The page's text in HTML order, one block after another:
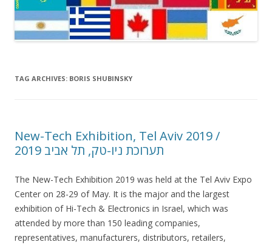
TAG ARCHIVES: BORIS SHUBINSKY
New-Tech Exhibition, Tel Aviv 2019 /
תערוכת ניו-טק, תל אביב 2019
The New-Tech Exhibition 2019 was held at the Tel Aviv Expo
Center on 28-29 of May. It is the major and the largest
exhibition of Hi-Tech & Electronics in Israel, which was
attended by more than 150 leading companies,
representatives, manufacturers, distributors, retailers,